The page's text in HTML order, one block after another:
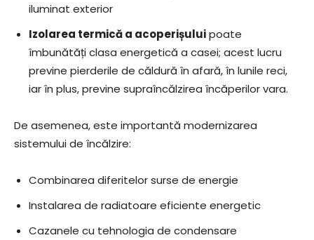
iluminat exterior
Izolarea termică a acoperișuluipoate
îmbunătăți clasa energetică a casei; acest lucru
previne pierderile de căldură în afară, în lunile reci,
iar în plus, previne supraîncălzirea încăperilor vara.
De asemenea, este importantă modernizarea
sistemului de încălzire:
Combinarea diferitelor surse de energie
Instalarea de radiatoare eficiente energetic
Cazanele cu tehnologia de condensare